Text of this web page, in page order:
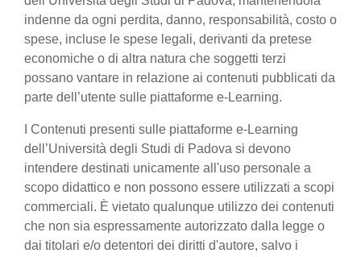
indenne da ogni perdita, danno, responsabilità, costo o
spese, incluse le spese legali, derivanti da pretese
economiche o di altra natura che soggetti terzi
possano vantare in relazione ai contenuti pubblicati da
parte dell’utente sulle piattaforme e-Learning.
I Contenuti presenti sulle piattaforme e-Learning
dell’Università degli Studi di Padova si devono
intendere destinati unicamente all'uso personale a
scopo didattico e non possono essere utilizzati a scopi
commerciali. È vietato qualunque utilizzo dei contenuti
che non sia espressamente autorizzato dalla legge o
dai titolari e/o detentori dei diritti d'autore, salvo i